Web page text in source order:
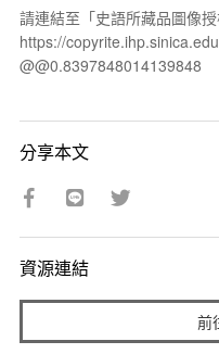
請連結至「史語所藏品圖像
https://
@@0.8397848014139848
分享本文
資源連結
前